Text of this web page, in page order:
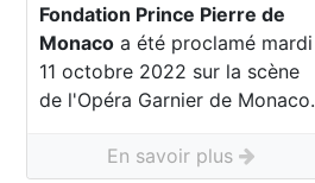
Fondation Prince Pierre de
Monacoa été proclamé mardi
11 octobre 2022 sur la scène
de l'Opéra Garnier de Monaco.
En savoir plus